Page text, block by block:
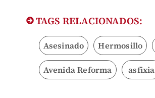
TAGS RELACIONADOS:
Asesinado Hermosillo
Avenida Reforma asfixia